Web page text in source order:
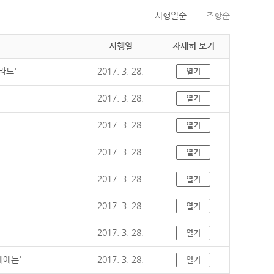
시행일순 조항순
시행일 자세히 보기
도' 2017. 3. 28. 열기
2017. 3. 28. 열기
2017. 3. 28. 열기
2017. 3. 28. 열기
2017. 3. 28. 열기
2017. 3. 28. 열기
2017. 3. 28. 열기
에는' 2017. 3. 28. 열기